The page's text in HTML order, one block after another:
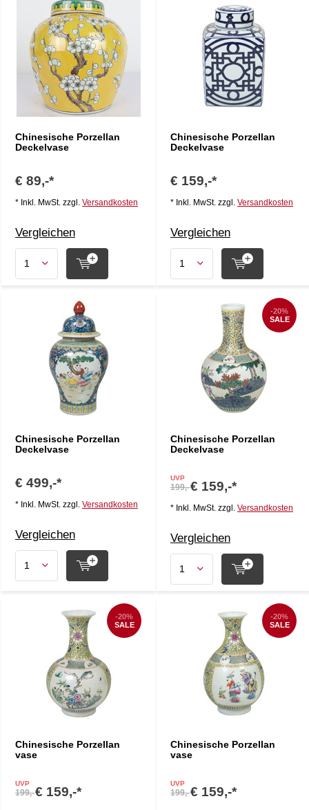
Chinesische Porzellan
Deckelvase
€ 89,-*
* Inkl. MwSt. zzgl. Versandkosten
Vergleichen
Chinesische Porzellan
Deckelvase
€ 159,-*
* Inkl. MwSt. zzgl. Versandkosten
Vergleichen
Chinesische Porzellan
Deckelvase
€ 499,-*
* Inkl. MwSt. zzgl. Versandkosten
Vergleichen
Chinesische Porzellan
Deckelvase
-20%
SALE
UVP
199,-€ 159,-*
* Inkl. MwSt. zzgl. Versandkosten
Vergleichen
Chinesische Porzellan
vase
-20%
SALE
UVP
199,-€ 159,-*
Chinesische Porzellan
vase
-20%
SALE
UVP
199,-€ 159,-*